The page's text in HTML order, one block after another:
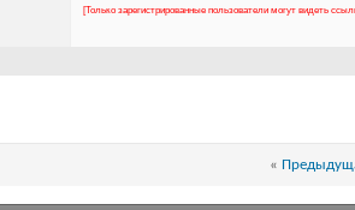
[Только зарегистрированные пользователи могут видеть
«